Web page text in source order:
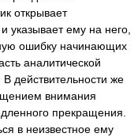
открывает
указывает ему на него,
ошибку начинающих
аналитической
действительности же
внимания
прекращения.
в неизвестное ему